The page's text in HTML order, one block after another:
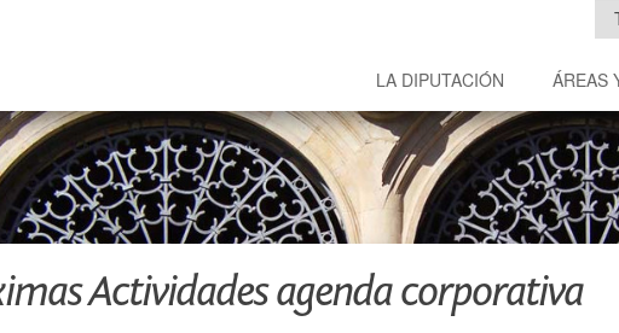
LA DIPUTACIÓN ÁREAS
Actividades agenda corporativa